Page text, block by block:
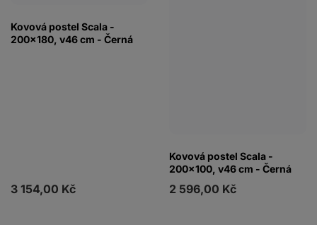
Kovová postel Scala -
200x180, v46 cm - Černá
3 154,00 Kč
Kovová postel Scala -
200x100, v46 cm - Černá
2 596,00 Kč